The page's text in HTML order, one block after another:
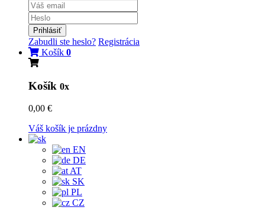
Prihlásiť
Zabudli ste heslo? Registrácia
Košík 0
Košík 0x
0,00 €
Váš košík je prázdny
EN
DE
AT
SK
PL
CZ